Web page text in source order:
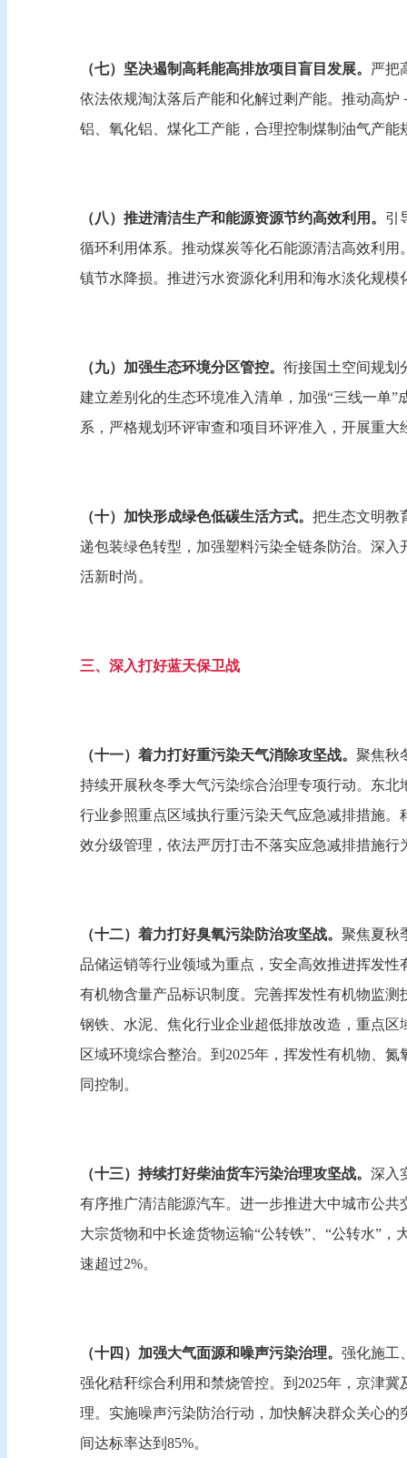
（七）坚决遏制高耗能高排放项目盲目发展。 严把
依法依规淘汰落后产能和化解过剩产能。推动高
铝、氧化铝、煤化工产能，合理控制煤制油气产能
（八）推进清洁生产和能源资源节约高效利用。 引
循环利用体系。推动煤炭等化石能源清洁高效利
镇节水降损。推进污水资源化利用和海水淡化规模
（九）加强生态环境分区管控。 衔接国土空间规划
建立差别化的生态环境准入清单，加强“三线一单
系，严格规划环评审查和项目环评准入，开展重
（十）加快形成绿色低碳生活方式。 把生态文明教
递包装绿色转型，加强塑料污染全链条防治。深
活新时尚。
三、深入打好蓝天保卫战
（十一）着力打好重污染天气消除攻坚战。 聚焦秋
持续开展秋冬季大气污染综合治理专项行动。东
行业参照重点区域执行重污染天气应急减排措施
效分级管理，依法严厉打击不落实应急减排措施
（十二）着力打好臭氧污染防治攻坚战。 聚焦夏秋
品储运销等行业领域为重点，安全高效推进挥发
有机物含量产品标识制度。完善挥发性有机物监
钢铁、水泥、焦化行业企业超低排放改造，重点
区域环境综合整治。到2025年，挥发性有机物、
同控制。
（十三）持续打好柴油货车污染治理攻坚战。 深入
有序推广清洁能源汽车。进一步推进大中城市公
大宗货物和中长途货物运输“公转铁”、“公转水”
速超过2%。
（十四）加强大气面源和噪声污染治理。 强化施工
强化秸秆综合利用和禁烧管控。到2025年，京津
理。实施噪声污染防治行动，加快解决群众关心
间达标率达到85%。